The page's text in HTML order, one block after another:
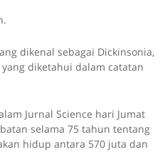
dikenal sebagai Dickinsonia,
diketahui dalam catatan
Jurnal Science hari Jumat
selama 75 tahun tentang
hidup antara 570 juta dan